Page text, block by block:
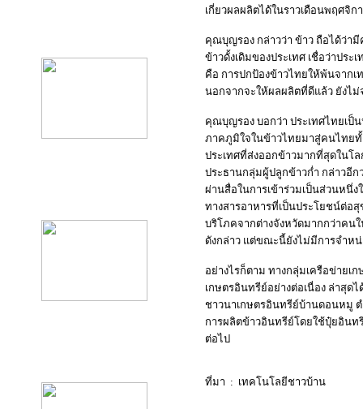
เกี่ยวผลผลิตได้ในราวเดือนพฤศจิก
คุณบุญรอง กล่าวว่า ข้าว ถือได้ว่
ข้าวดั้งเดิมของประเทศ เชื่อว่าปร
คือ การปกป้องข้าวไทยให้พ้นจากเ
นอกจากจะให้ผลผลิตที่ดีแล้ว ยังไม่
คุณบุญรอง บอกว่า ประเทศไทยเป็
ภาคภูมิใจในข้าวไทยมาสู่คนไทยทั้
ประเทศที่ส่งออกข้าวมากที่สุดในโ
ประธานกลุ่มผู้ปลูกข้าวก่ำ กล่าวอี
ผ่านสื่อในการเข้าร่วมเป็นส่วนหนึ่
ทางสารอาหารที่เป็นประโยชน์ต่อ
บริโภคจากต่างจังหวัดมากกว่าคน
ดังกล่าว แต่ขณะนี้ยังไม่มีการจำห
อย่างไรก็ตาม ทางกลุ่มเครือข่าย
เกษตรอินทรีย์อย่างต่อเนื่อง ล่าสุ
ชาวนาเกษตรอินทรีย์บ้านดอนหมู ต
การผลิตข้าวอินทรีย์โดยใช้ปุ๋ยอินท
ต่อไป
ที่มา : เทคโนโลยีชาวบ้าน